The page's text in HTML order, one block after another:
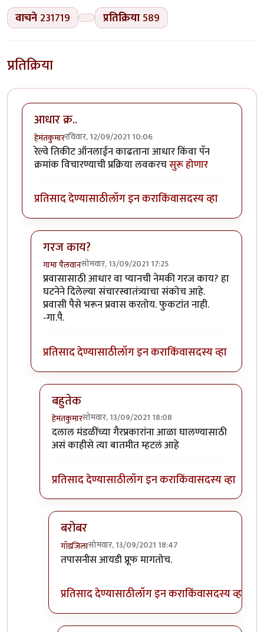
वाचने 231719 प्रतिक्रिया589
प्रतिक्रिया
आधार क्र..
हेमंतकुमाररविवार, 12/09/2021 10:06
रेल्वे तिकीट ऑनलाईन काढताना आधार किंवा पॅन
क्रमांक विचारण्याची प्रक्रिया लवकरचसुरू होणार
प्रतिसाद देण्यासाठीलॉग इन कराकिंवासदस्य व्हा
गरज काय?
गामा पैलवानसोमवार, 13/09/2021 17:25
In reply toआधार क्र..byहेमंतकुमार
प्रवासासाठी आधार वा प्यानची नेमकी गरज काय? हा
घटनेने दिलेल्या संचारस्वातंत्र्याचा संकोच आहे.
प्रवासी पैसे भरून प्रवास करतोय. फुकटांत नाही.
-गा.पै.
प्रतिसाद देण्यासाठीलॉग इन कराकिंवासदस्य व्हा
बहुतेक
हेमंतकुमारसोमवार, 13/09/2021 18:08
In reply toगरज काय?byगामा पैलवान
दलाल मंडळींच्या गैरप्रकारांना आळा घालण्यासाठी
असं काहीसे त्या बातमीत म्हटलं आहे
प्रतिसाद देण्यासाठीलॉग इन कराकिंवासदस्य व्हा
बरोबर
गॉडजिलासोमवार, 13/09/2021 18:47
In reply toबहुतेकbyहेमंतकुमार
तपासनीस आयडी प्रूफ मागतोच.
प्रतिसाद देण्यासाठीलॉग इन कराकिंवासदस्य व्हा